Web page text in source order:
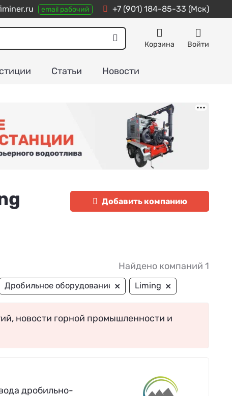
email рабочий +7 (901) 184-85-33 (Мск)
Корзина Войти
Статьи Новости
Добавить компанию
Найдено компаний 1
Дробильное оборудование × Liming ×
новости горной промышленности и
дробильно-